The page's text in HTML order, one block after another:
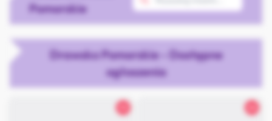
Pomorskie
Drawsko Pomorskie - Dostępne
ogłoszenia